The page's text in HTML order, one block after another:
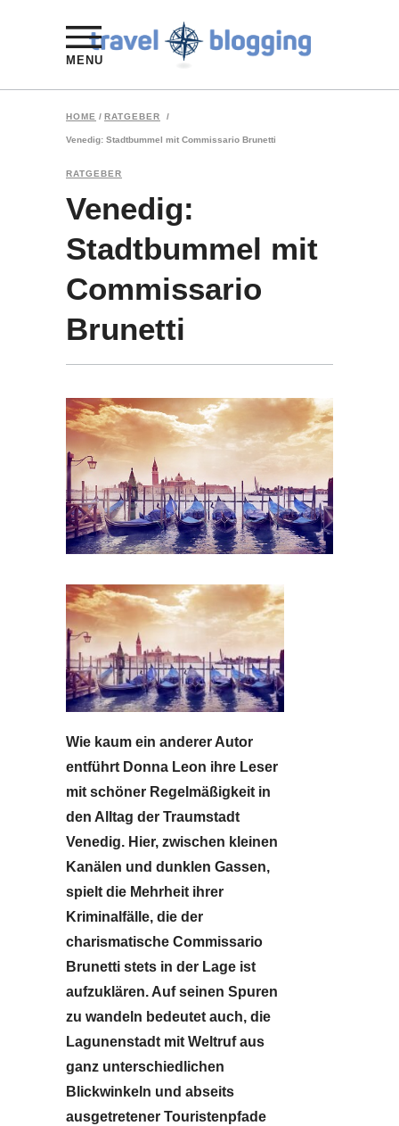
MENU
HOME / RATGEBER /
Venedig: Stadtbummel mit Commissario Brunetti
RATGEBER
Venedig:
Stadtbummel mit
Commissario
Brunetti
Wie kaum ein anderer Autor
entführt Donna Leon ihre Leser
mit schöner Regelmäßigkeit in
den Alltag der Traumstadt
Venedig. Hier, zwischen kleinen
Kanälen und dunklen Gassen,
spielt die Mehrheit ihrer
Kriminalfälle, die der
charismatische Commissario
Brunetti stets in der Lage ist
aufzuklären. Auf seinen Spuren
zu wandeln bedeutet auch, die
Lagunenstadt mit Weltruf aus
ganz unterschiedlichen
Blickwinkeln und abseits
ausgetretener Touristenpfade